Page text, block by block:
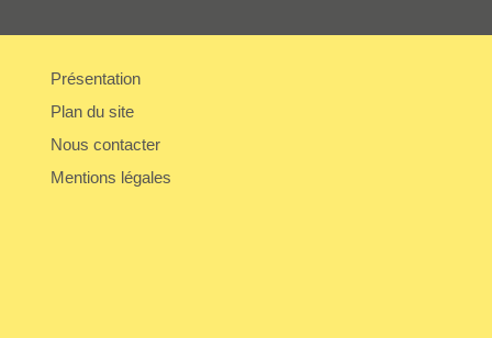
Présentation
Plan du site
Nous contacter
Mentions légales